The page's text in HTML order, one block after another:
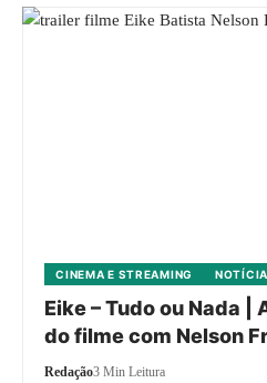
CINEMA E STREAMING
Eike – Tudo ou Nada
do filme com Nelson
Redação3 Min Leitura